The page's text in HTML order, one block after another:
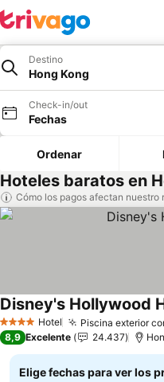
Destino
Hong Kong
Check-in/out
Fechas
Ordenar
Hoteles baratos en
Cómo los pagos afectan nuestro
4 EstrellasHotel Piscina exterior
Disney's Hollywood
8,9 Excelente 24.437
Elige fechas para ver los